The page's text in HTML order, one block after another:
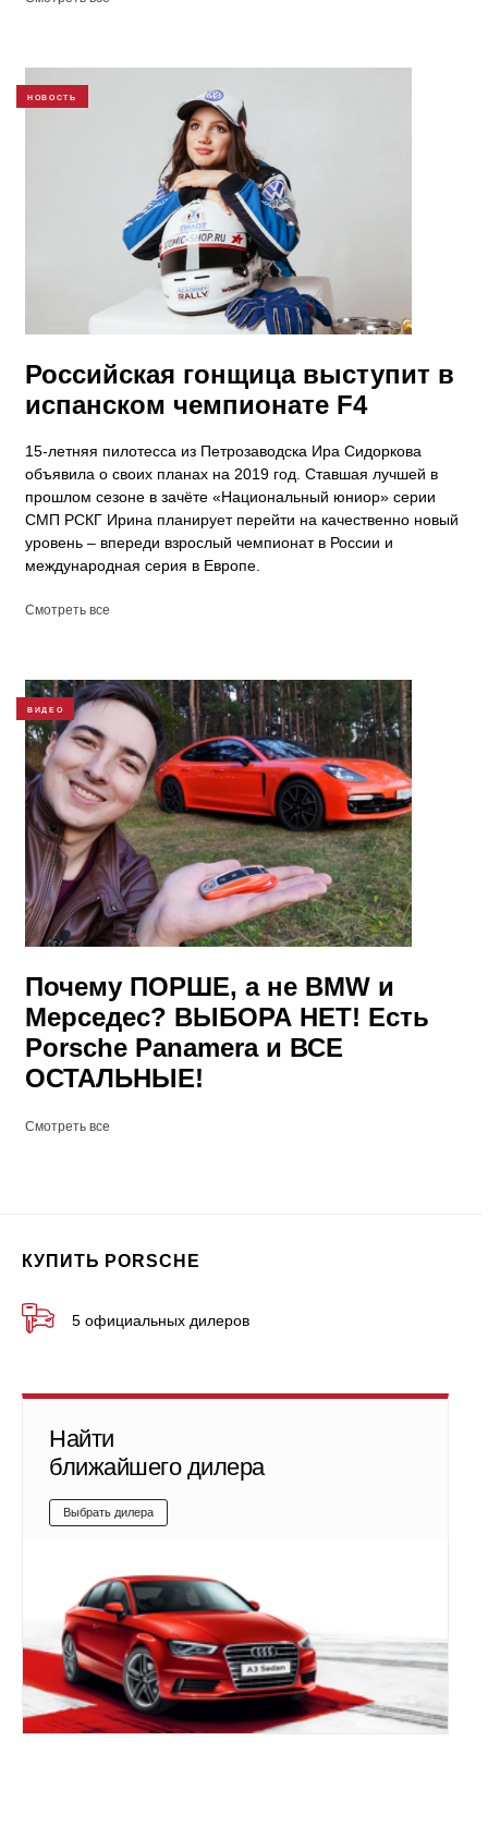
НОВОСТЬ
Российская гонщица выступит в
испанском чемпионате F4
15-летняя пилотесса из Петрозаводска Ира Сидоркова
объявила о своих планах на 2019 год. Ставшая лучшей в
прошлом сезоне в зачёте «Национальный юниор» серии
СМП РСКГ Ирина планирует перейти на качественно новый
уровень – впереди взрослый чемпионат в России и
международная серия в Европе.
Смотреть все
ВИДЕО
Почему ПОРШЕ, а не BMW и
Мерседес? ВЫБОРА НЕТ! Есть
Porsche Panamera и ВСЕ
ОСТАЛЬНЫЕ!
Смотреть все
КУПИТЬ PORSCHE
5 официальных дилеров
Найти
ближайшего дилера
Выбрать дилера